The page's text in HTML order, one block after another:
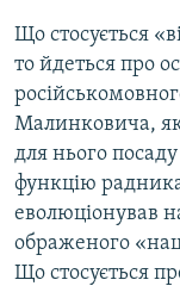
КТАТ
ДОЛУЧАЙСЯ!
Усі сайти RFE/
Що стосується
то йдеться про
Малинковича,
для нього
функцію
еволюціонував
ображеного
Що стосується